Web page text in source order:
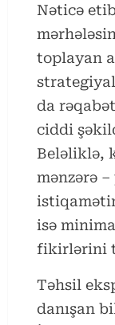
Nəticə
toplayan
da
ciddi
Beləliklə,
mənzərə
isə
fikirlərini
Təhsil
danışan